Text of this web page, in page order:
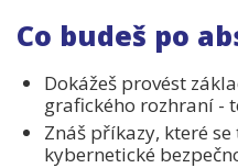
Co budeš po
Dokážeš provést
grafického rozhraní -
Znáš příkazy, které
kybernetické